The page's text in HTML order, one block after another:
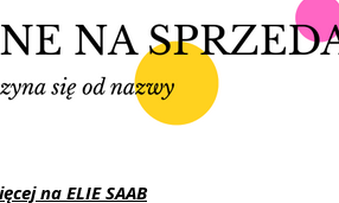
na ELIE SAAB